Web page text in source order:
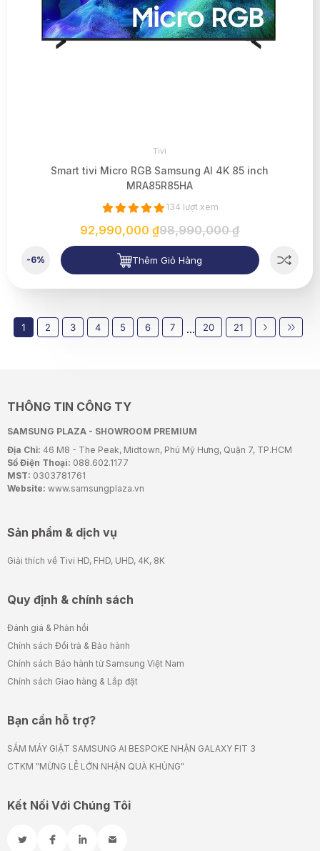
Tivi
Smart tivi Micro RGB Samsung AI 4K 85 inch
MRA85R85HA
134 lượt xem
92,990,000 ₫98,990,000 ₫
-6% Thêm Giỏ Hàng
1 2 3 4 5 6 7 ... 20 21
THÔNG TIN CÔNG TY
SAMSUNG PLAZA - SHOWROOM PREMIUM
Địa Chỉ: 46 M8 - The Peak, Midtown, Phú Mỹ Hưng, Quận 7, TP.HCM
Số Điện Thoại: 088.602.1177
MST: 0303781761
Website: www.samsungplaza.vn
Sản phẩm & dịch vụ
Giải thích về Tivi HD, FHD, UHD, 4K, 8K
Quy định & chính sách
Đánh giá & Phản hồi
Chính sách Đổi trả & Bảo hành
Chính sách Bảo hành từ Samsung Việt Nam
Chính sách Giao hàng & Lắp đặt
Bạn cần hỗ trợ?
SẮM MÁY GIẶT SAMSUNG AI BESPOKE NHẬN GALAXY FIT 3
CTKM "MỪNG LỄ LỚN NHẬN QUÀ KHỦNG"
Kết Nối Với Chúng Tôi